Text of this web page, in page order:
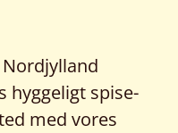
hyggeligt spise-
med vores